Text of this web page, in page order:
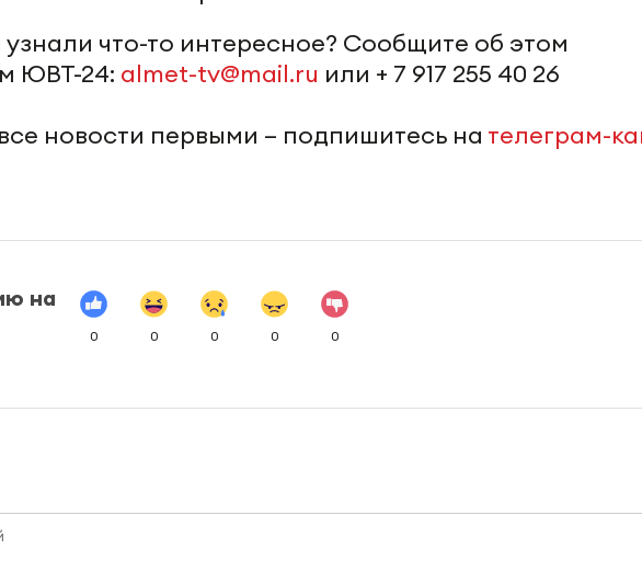
что-то интересное? Сообщите об этом
ЮВТ-24: almet-tv@mail.ru или + 7 917 255 40 26
новости первыми – подпишитесь на телеграм-
на
0 0 0 0 0